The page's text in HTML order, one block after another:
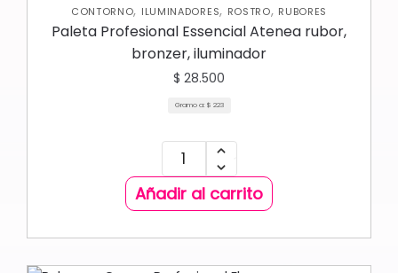
CONTORNO, ILUMINADORES, ROSTRO, RUBORES
Paleta Profesional Essencial Atenea rubor,
bronzer, iluminador
$ 28.500
Gramo a: $ 223
Añadir al carrito